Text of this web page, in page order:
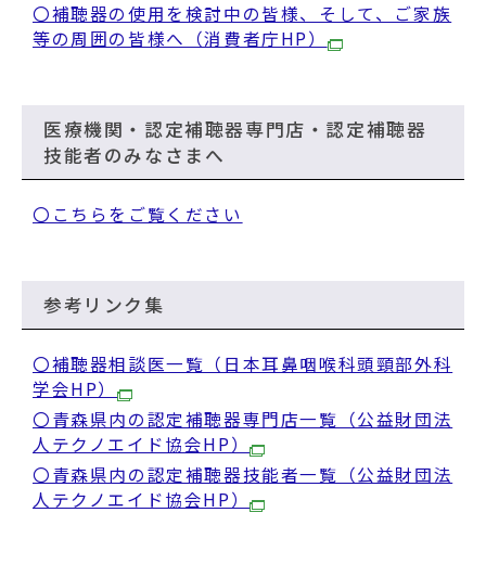
〇補聴器の使用を検討中の皆様、そして、ご家族
等の周囲の皆様へ（消費者庁HP）
医療機関・認定補聴器専門店・認定補聴器
技能者のみなさまへ
〇こちらをご覧ください
参考リンク集
〇補聴器相談医一覧（日本耳鼻咽喉科頭頸部外科
学会HP）
〇青森県内の認定補聴器専門店一覧（公益財団法
人テクノエイド協会HP）
〇青森県内の認定補聴器技能者一覧（公益財団法
人テクノエイド協会HP）